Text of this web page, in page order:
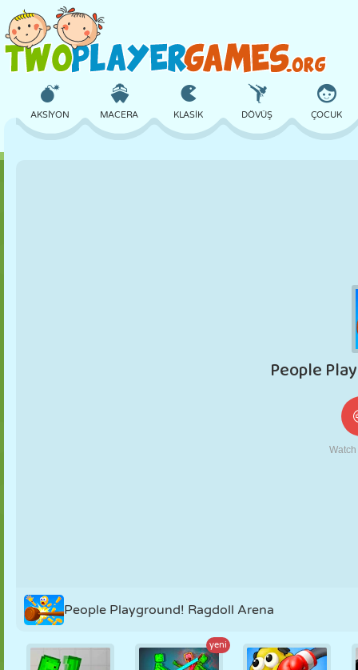
AKSIYON MACERA KLASIK DÖVÜŞ ÇOCUK
RETRO ROBOT
People Playground! Ragdoll Arena
yeni